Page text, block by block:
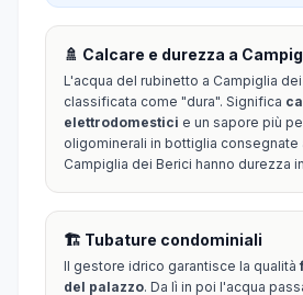
🚿 Calcare e durezza a
L'acqua del rubinetto a Campiglia
classificata come "dura". Significa
elettrodomestici e un sapore più
oligominerali in bottiglia consegnate
Campiglia dei Berici hanno durezza
🏗️ Tubature condominiali
Il gestore idrico garantisce la qualità
del palazzo. Da lì in poi l'acqua